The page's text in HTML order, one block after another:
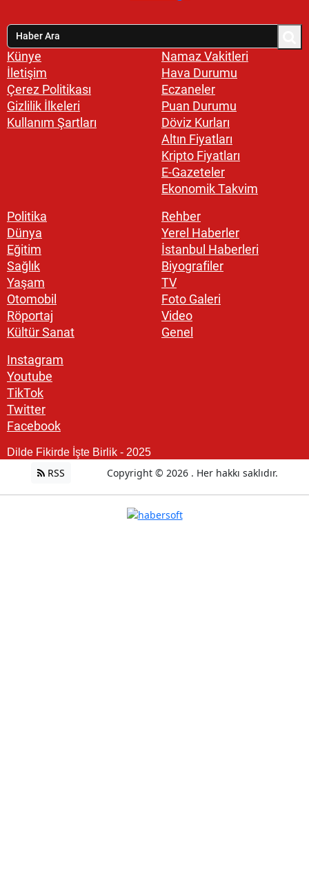
Künye
İletişim
Çerez Politikası
Gizlilik İlkeleri
Kullanım Şartları
Namaz Vakitleri
Hava Durumu
Eczaneler
Puan Durumu
Döviz Kurları
Altın Fiyatları
Kripto Fiyatları
E-Gazeteler
Ekonomik Takvim
Politika
Dünya
Eğitim
Sağlık
Yaşam
Otomobil
Röportaj
Kültür Sanat
Rehber
Yerel Haberler
İstanbul Haberleri
Biyografiler
TV
Foto Galeri
Video
Genel
Instagram
Youtube
TikTok
Twitter
Facebook
Dilde Fikirde İşte Birlik - 2025
RSS Copyright © 2026 . Her hakkı saklıdır.